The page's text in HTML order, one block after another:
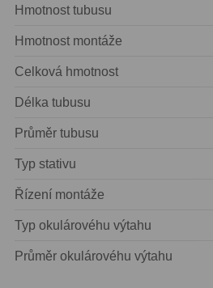
Digitální
Kapesní10
Příslušenství
Meteostanice52
Domácí
Hmotnost tubusu
Hmotnost montáže
Celková hmotnost
Délka tubusu
Průměr tubusu
Typ stativu
Řízení montáže
Typ okulárovéhu výtahu
Průměr okulárovéhu výtahu